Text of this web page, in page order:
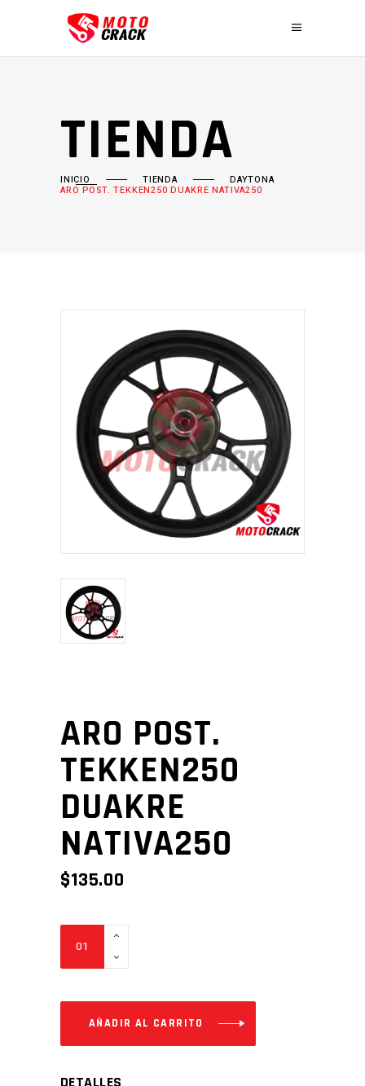
TIENDA
INICIO TIENDA DAYTONA
ARO POST. TEKKEN250 DUAKRE NATIVA250
ARO POST.
TEKKEN250
DUAKRE
NATIVA250
$135.00
DUAKRE
NATIVA250
Cantidad
AÑADIR AL CARRITO